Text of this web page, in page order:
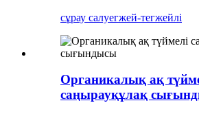
сұрау салуегжей-тегжейлі
Органикалық ақ
саңырауқұлақ